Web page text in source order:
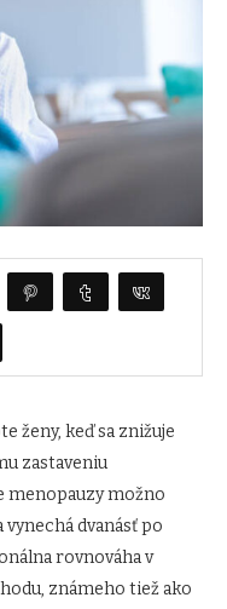
ženy, keď sa znižuje
zastaveniu
možno
dvanásť po
rovnováha v
známeho tiež ako